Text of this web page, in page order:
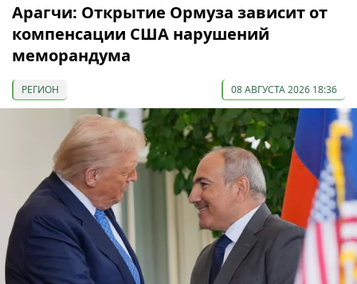
Арагчи: Открытие Ормуза зависит от
компенсации США нарушений
меморандума
РЕГИОН 08 АВГУСТА 2026 18:36